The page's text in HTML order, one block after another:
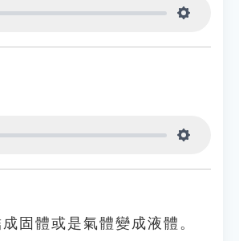
固體或是氣體變成液體。